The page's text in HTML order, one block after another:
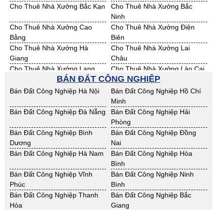
Cho Thuê Nhà Xưởng Bắc Kạn
Cho Thuê Nhà Xưởng Bắc
Ninh
Cho Thuê Nhà Xưởng Cao
Bằng
Cho Thuê Nhà Xưởng Điện
Biên
Cho Thuê Nhà Xưởng Hà
Giang
Cho Thuê Nhà Xưởng Lai
Châu
Cho Thuê Nhà Xưởng Lạng
Cho Thuê Nhà Xưởng Lào Cai
Cho Thuê Nhà Xưởng Nam
Cho Thuê Nhà Xưởng Phú Thọ
Cho Thuê Nhà Xưởng Sơn La
Cho Thuê Nhà Xưởng Thái
Bình
Cho Thuê Nhà Xưởng Thái
Nguyên
Cho Thuê Nhà Xưởng Tuyên
Quang
Cho Thuê Nhà Xưởng Yên Bái
Cho Thuê Nhà Xưởng Thừa T.
Huế
Cho Thuê Nhà Xưởng Khánh
Hoà
Cho Thuê Nhà Xưởng Lâm
Đồng
Cho Thuê Nhà Xưởng Bình
Định
Cho Thuê Nhà Xưởng Bình
Thuận
BÁN ĐẤT CÔNG NGHIỆP
Bán Đất Công Nghiệp Hà Nội
Bán Đất Công Nghiệp Hồ Chí
Minh
Bán Đất Công Nghiệp Đà Nẵng
Bán Đất Công Nghiệp Hải
Phòng
Bán Đất Công Nghiệp Bình
Dương
Bán Đất Công Nghiệp Đồng
Nai
Bán Đất Công Nghiệp Hà Nam
Bán Đất Công Nghiệp Hòa
Bình
Bán Đất Công Nghiệp Vĩnh
Phúc
Bán Đất Công Nghiệp Ninh
Bình
Bán Đất Công Nghiệp Thanh
Hóa
Bán Đất Công Nghiệp Bắc
Giang